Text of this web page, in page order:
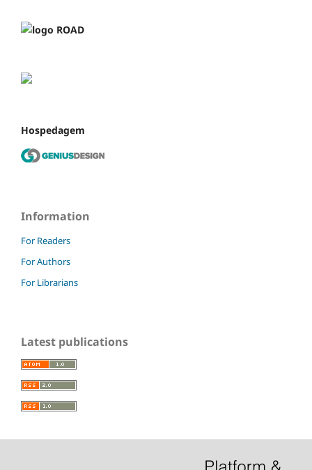
Hospedagem
Information
For Readers
For Authors
For Librarians
Latest publications